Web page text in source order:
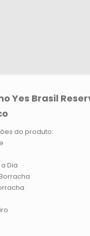
Yes Brasil
do produto:
Dia